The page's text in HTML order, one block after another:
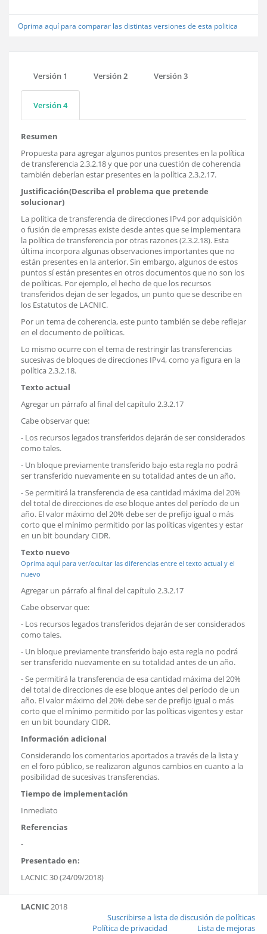
Oprima aquí para comparar las distintas versiones de esta politica
Versión 1 Versión 2 Versión 3
Versión 4
Resumen
Propuesta para agregar algunos puntos presentes en la política
de transferencia 2.3.2.18 y que por una cuestión de coherencia
también deberían estar presentes en la política 2.3.2.17.
Justificación(Describa el problema que pretende
solucionar)
La política de transferencia de direcciones IPv4 por adquisición
o fusión de empresas existe desde antes que se implementara
la política de transferencia por otras razones (2.3.2.18). Esta
última incorpora algunas observaciones importantes que no
están presentes en la anterior. Sin embargo, algunos de estos
puntos sí están presentes en otros documentos que no son los
de políticas. Por ejemplo, el hecho de que los recursos
transferidos dejan de ser legados, un punto que se describe en
los Estatutos de LACNIC.
Por un tema de coherencia, este punto también se debe reflejar
en el documento de políticas.
Lo mismo ocurre con el tema de restringir las transferencias
sucesivas de bloques de direcciones IPv4, como ya figura en la
política 2.3.2.18.
Texto actual
Agregar un párrafo al final del capítulo 2.3.2.17
Cabe observar que:
- Los recursos legados transferidos dejarán de ser considerados
como tales.
- Un bloque previamente transferido bajo esta regla no podrá
ser transferido nuevamente en su totalidad antes de un año.
- Se permitirá la transferencia de esa cantidad máxima del 20%
del total de direcciones de ese bloque antes del período de un
año. El valor máximo del 20% debe ser de prefijo igual o más
corto que el mínimo permitido por las políticas vigentes y estar
en un bit boundary CIDR.
Texto nuevo
Oprima aquí para ver/ocultar las diferencias entre el texto actual y el
nuevo
Agregar un párrafo al final del capítulo 2.3.2.17
Cabe observar que:
- Los recursos legados transferidos dejarán de ser considerados
como tales.
- Un bloque previamente transferido bajo esta regla no podrá
ser transferido nuevamente en su totalidad antes de un año.
- Se permitirá la transferencia de esa cantidad máxima del 20%
del total de direcciones de ese bloque antes del período de un
año. El valor máximo del 20% debe ser de prefijo igual o más
corto que el mínimo permitido por las políticas vigentes y estar
en un bit boundary CIDR.
Información adicional
Considerando los comentarios aportados a través de la lista y
en el foro público, se realizaron algunos cambios en cuanto a la
posibilidad de sucesivas transferencias.
Tiempo de implementación
Inmediato
Referencias
-
Presentado en:
LACNIC 30 (24/09/2018)
LACNIC2018
Suscribirse a lista de discusión de políticas
Lista de mejoras
Política de privacidad